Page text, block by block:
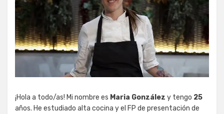
¡Hola a todo/as! Mi nombre es Maria González y tengo 25
años. He estudiado alta cocina y el FP de presentación de